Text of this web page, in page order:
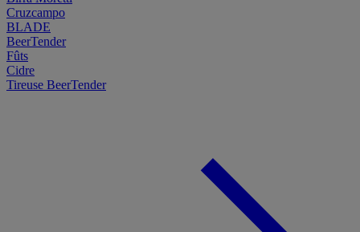
Cruzcampo
BLADE
BeerTender
Fûts
Cidre
Tireuse BeerTender